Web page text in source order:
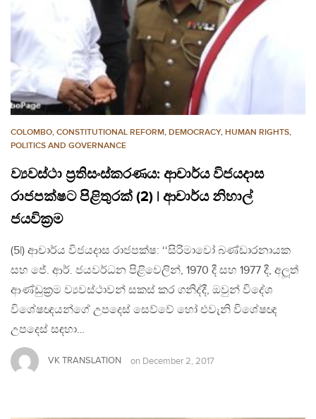
COLOMBO, CONSTITUTIONAL REFORM, DEMOCRACY, HUMAN RIGHTS,
POLITICS AND GOVERNANCE
ව්‍යවස්ථා ප‍්‍රතිසංස්කරණය: ආචාර්ය විජයදාස
රාජපක්ෂට පිළිතුරක් (2) | ආචාර්ය නිහාල්
ජයවික‍්‍රම
(5|) ආචාර්ය විජයදාස රාජපක්ෂ: ‘‘සිරිමාවෝ බණ්ඩාරනායක
සහ ජේ. ආර්. ජයවර්ධන පිළිවෙලින්, 1970 දී සහ 1977 දී, අලූත්
ආණ්ඩුක‍්‍රම ව්‍යවස්ථාවන් සකස් කර ගනිද්දී, ඔවුන් විදේශ
විශේෂඥයන්ගේ උපදෙස් සෙව්වේ හෝ එවැනි විශේෂඥ
උපදෙස් සඳහා…
VK TRANSLATION on December 2, 2017